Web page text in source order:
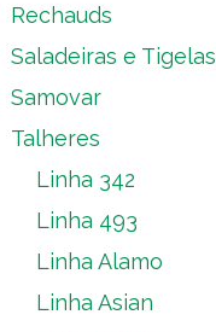
Rechauds
Saladeiras e Tigelas
Samovar
Talheres
Linha 342
Linha 493
Linha Alamo
Linha Asian